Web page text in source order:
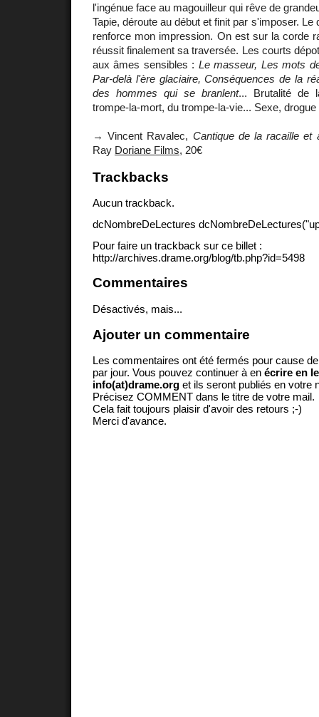
l'ingénue face au magouilleur qui rêve de
Tapie, déroute au début et finit par s'imposer.
renforce mon impression. On est sur la corde
réussit finalement sa traversée. Les courts
aux âmes sensibles : Le masseur, Les mots
Par-delà l'ère glaciaire, Conséquences de la
des hommes qui se branlent... Brutalité de
trompe-la-mort, du trompe-la-vie... Sexe,
→ Vincent Ravalec, Cantique de la racaille et
Ray Doriane Films, 20€
Trackbacks
Aucun trackback.
dcNombreDeLectures
Pour faire un trackback sur ce billet :
http://archives.drame.org/blog/tb.php?id=5498
Commentaires
Désactivés, mais...
Ajouter un commentaire
Les commentaires ont été fermés pour cause
par jour. Vous pouvez continuer à en écrire en
info(at)drame.org et ils seront publiés en votre
Précisez COMMENT dans le titre de votre mail.
Cela fait toujours plaisir d'avoir des retours ;-)
Merci d'avance.